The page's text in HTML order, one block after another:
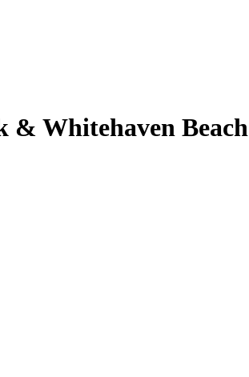
& Whitehaven Beach